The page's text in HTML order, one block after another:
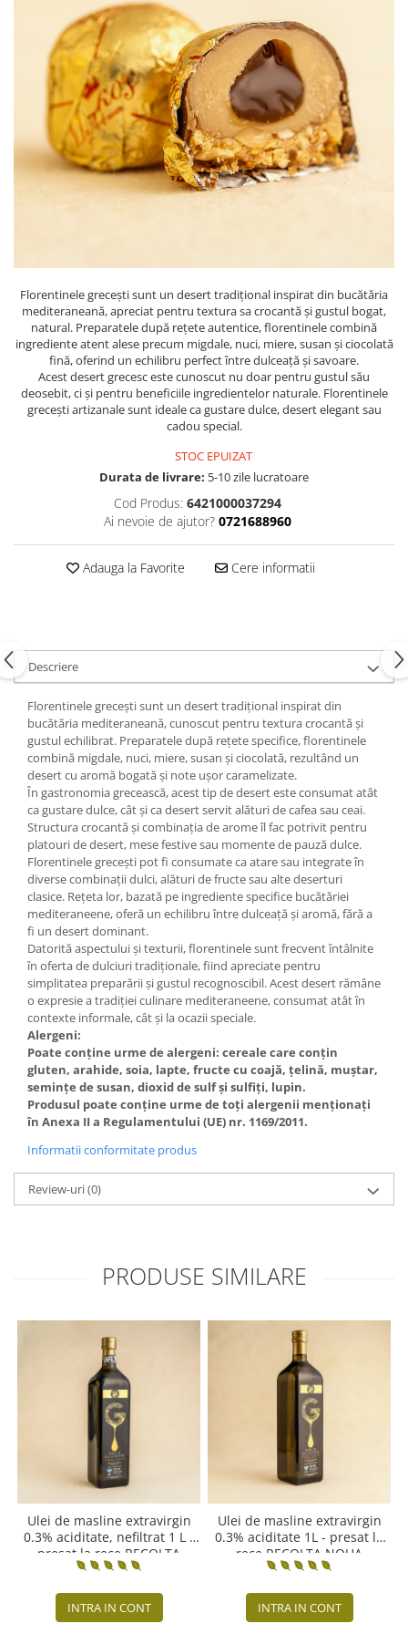
CREME ȘI PASTE TARTINABILE
CONDIMENTE
CEAIURI GRECEȘTI
CIOCOLATĂ ȘI CACAO
HEALTHY SNACKS
SUPERALIMENTE
LACTATE
BACANIE
REMEDII NATURISTE
TOATE PRODUSELE
Florentinele grecești sunt un desert tradițional inspirat din bucătăria
mediteraneană, apreciat pentru textura sa crocantă și gustul bogat,
natural. Preparatele după rețete autentice, florentinele combină
ingrediente atent alese precum migdale, nuci, miere, susan și ciocolată
fină, oferind un echilibru perfect între dulceață și savoare.
Acest desert grecesc este cunoscut nu doar pentru gustul său
deosebit, ci și pentru beneficiile ingredientelor naturale. Florentinele
grecești artizanale sunt ideale ca gustare dulce, desert elegant sau
cadou special.
STOC EPUIZAT
Durata de livrare: 5-10 zile lucratoare
Cod Produs: 6421000037294
Ai nevoie de ajutor? 0721688960
Adauga la Favorite Cere informatii
Descriere
Florentinele grecești sunt un desert tradițional inspirat din
bucătăria mediteraneană, cunoscut pentru textura crocantă și
gustul echilibrat. Preparatele după rețete specifice, florentinele
combină migdale, nuci, miere, susan și ciocolată, rezultând un
desert cu aromă bogată și note ușor caramelizate.
În gastronomia grecească, acest tip de desert este consumat atât
ca gustare dulce, cât și ca desert servit alături de cafea sau ceai.
Structura crocantă și combinația de arome îl fac potrivit pentru
platouri de desert, mese festive sau momente de pauză dulce.
Florentinele grecești pot fi consumate ca atare sau integrate în
diverse combinații dulci, alături de fructe sau alte deserturi
clasice. Rețeta lor, bazată pe ingrediente specifice bucătăriei
mediteraneene, oferă un echilibru între dulceață și aromă, fără a
fi un desert dominant.
Datorită aspectului și texturii, florentinele sunt frecvent întâlnite
în oferta de dulciuri tradiționale, fiind apreciate pentru
simplitatea preparării și gustul recognoscibil. Acest desert rămâne
o expresie a tradiției culinare mediteraneene, consumat atât în
contexte informale, cât și la ocazii speciale.
Alergeni:
Poate conține urme de alergeni: cereale care conțin
gluten, arahide, soia, lapte, fructe cu coajă, țelină, muștar,
semințe de susan, dioxid de sulf și sulfiți, lupin.
Produsul poate conține urme de toți alergenii menționați
în Anexa II a Regulamentului (UE) nr. 1169/2011.
Informatii conformitate produs
Review-uri(0)
PRODUSE SIMILARE
Ulei de masline extravirgin
0.3% aciditate, nefiltrat 1 L -
presat la rece RECOLTA
NOUA
INTRA IN CONT
Ulei de masline extravirgin
0.3% aciditate 1L - presat la
rece RECOLTA NOUA
INTRA IN CONT